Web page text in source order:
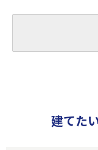
建てた